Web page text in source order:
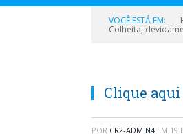
VOCÊ ESTÁ EM:
Colheita,
Clique
POR CR2-ADMIN4 EM 19